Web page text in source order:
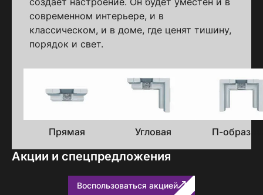
современном интерьере, и в
классическом, и в доме, где ценят тишину,
порядок и свет.
исполнения
Прямая Угловая П-
Акции и спецпредложения
Воспользоваться акцией